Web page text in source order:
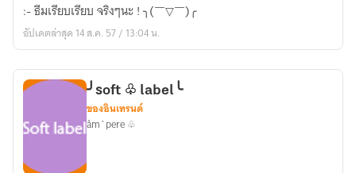
i
p
theme
:- ธีมเรียบเรียบ จริงๆนะ ! ╮(￣▽￣)╭
อัปเดตล่าสุด 14 ส.ค. 57 / 13:04 น.
╯soft ♧ label╰
ของอินเทรนด์
åm`pere ♧